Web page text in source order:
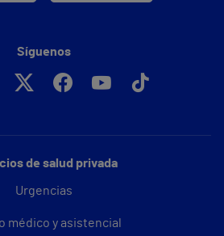
de salud privada
Urgencias
médico y asistencial
Síguenos